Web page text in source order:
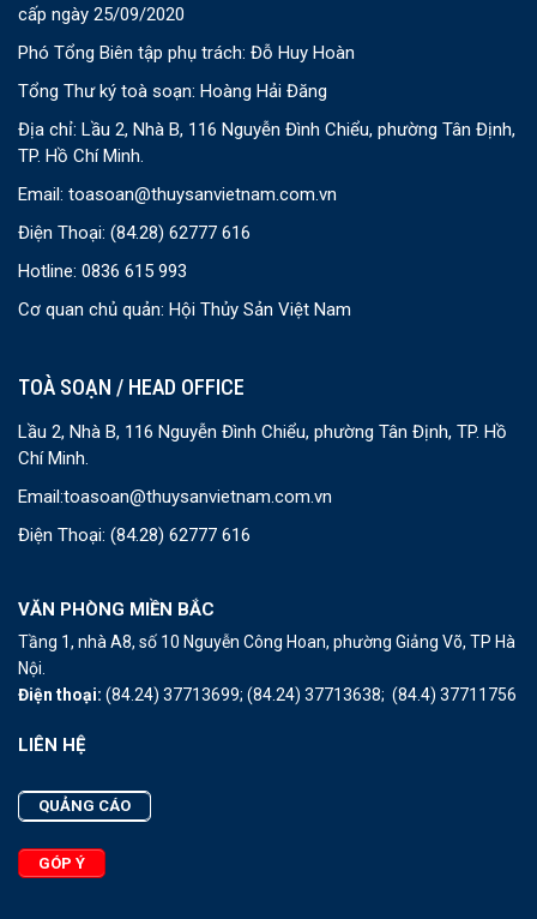
cấp ngày 25/09/2020
Phó Tổng Biên tập phụ trách: Đỗ Huy Hoàn
Tổng Thư ký toà soạn: Hoàng Hải Đăng
Địa chỉ: Lầu 2, Nhà B, 116 Nguyễn Đình Chiểu, phường Tân Định,
TP. Hồ Chí Minh.
Email: toasoan@thuysanvietnam.com.vn
Điện Thoại: (84.28) 62777 616
Hotline: 0836 615 993
Cơ quan chủ quản: Hội Thủy Sản Việt Nam
TOÀ SOẠN / HEAD OFFICE
Lầu 2, Nhà B, 116 Nguyễn Đình Chiểu, phường Tân Định, TP. Hồ
Chí Minh.
Email:toasoan@thuysanvietnam.com.vn
Điện Thoại: (84.28) 62777 616
VĂN PHÒNG MIỀN BẮC
Tầng 1, nhà A8, số 10 Nguyễn Công Hoan, phường Giảng Võ, TP Hà
Nội.
Điện thoại: (84.24) 37713699; (84.24) 37713638; (84.4) 37711756
LIÊN HỆ
QUẢNG CÁO
GÓP Ý